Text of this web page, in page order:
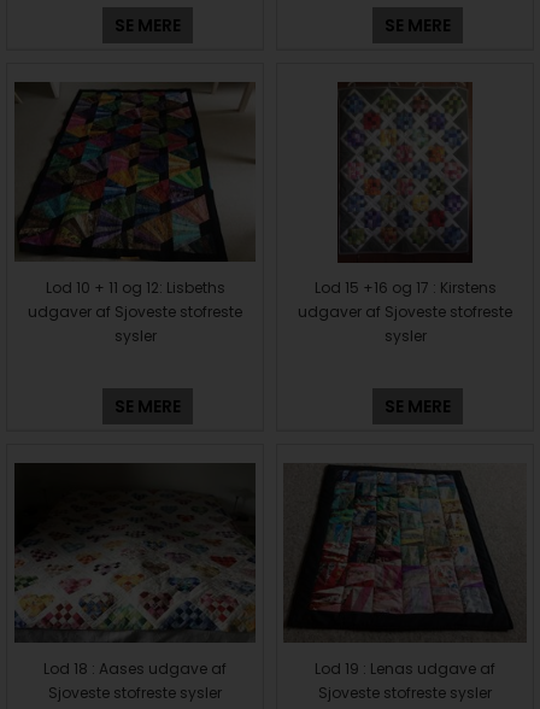
SE MERE SE MERE
Lod 10 + 11 og 12: Lisbeths
udgaver af Sjoveste stofreste
sysler
SE MERE
Lod 15 +16 og 17 : Kirstens
udgaver af Sjoveste stofreste
sysler
SE MERE
Lod 18 : Aases udgave af
Sjoveste stofreste sysler
Lod 19 : Lenas udgave af
Sjoveste stofreste sysler